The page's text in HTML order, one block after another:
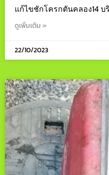
แก้ไขชักโครกตันคลอง14 บ
ดูเพิ่มเติม »
22/10/2023